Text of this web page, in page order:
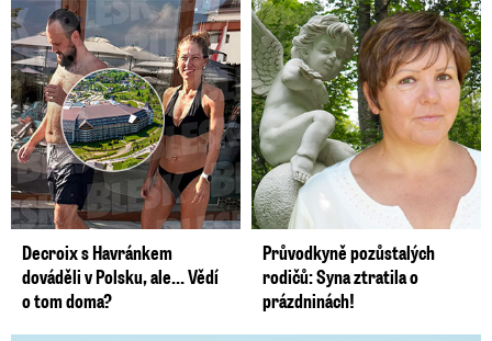
Decroix s Havránkem
dováděli v Polsku, ale… Vědí
o tom doma?
Průvodkyně pozůstalých
rodičů: Syna ztratila o
prázdninách!